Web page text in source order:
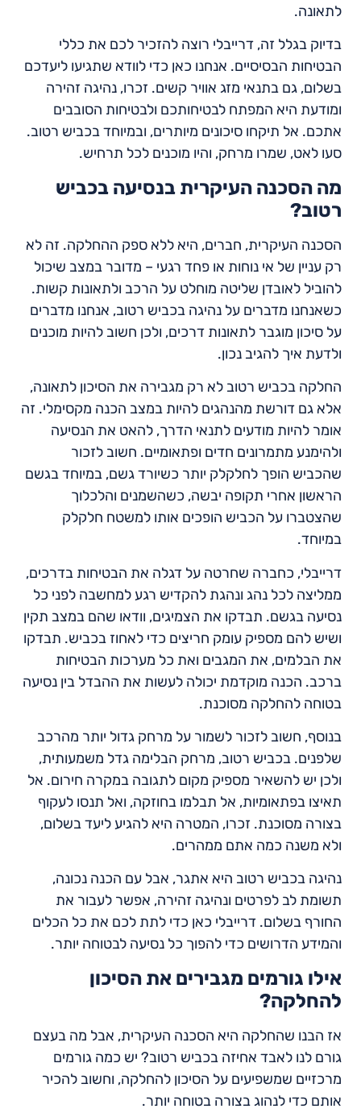
לתאונה.
בדיוק בגלל זה, דרייבלי רוצה להזכיר לכם את כללי
הבטיחות הבסיסיים. אנחנו כאן כדי לוודא שתגיעו ליעדכם
בשלום, גם בתנאי מזג אוויר קשים. זכרו, נהיגה זהירה
ומודעת היא המפתח לבטיחותכם ולבטיחות הסובבים
אתכם. אל תיקחו סיכונים מיותרים, ובמיוחד בכביש רטוב.
סעו לאט, שמרו מרחק, והיו מוכנים לכל תרחיש.
מה הסכנה העיקרית בנסיעה בכביש
רטוב?
הסכנה העיקרית, חברים, היא ללא ספק ההחלקה. זה לא
רק עניין של אי נוחות או פחד רגעי – מדובר במצב שיכול
להוביל לאובדן שליטה מוחלט על הרכב ולתאונות קשות.
כשאנחנו מדברים על נהיגה בכביש רטוב, אנחנו מדברים
על סיכון מוגבר לתאונות דרכים, ולכן חשוב להיות מוכנים
ולדעת איך להגיב נכון.
החלקה בכביש רטוב לא רק מגבירה את הסיכון לתאונה,
אלא גם דורשת מהנהגים להיות במצב הכנה מקסימלי. זה
אומר להיות מודעים לתנאי הדרך, להאט את הנסיעה
ולהימנע מתמרונים חדים ופתאומיים. חשוב לזכור
שהכביש הופך לחלקלק יותר כשיורד גשם, במיוחד בגשם
הראשון אחרי תקופה יבשה, כשהשמנים והלכלוך
שהצטברו על הכביש הופכים אותו למשטח חלקלק
במיוחד.
דרייבלי, כחברה שחרטה על דגלה את הבטיחות בדרכים,
ממליצה לכל נהג ונהגת להקדיש רגע למחשבה לפני כל
נסיעה בגשם. תבדקו את הצמיגים, וודאו שהם במצב תקין
ושיש להם מספיק עומק חריצים כדי לאחוז בכביש. תבדקו
את הבלמים, את המגבים ואת כל מערכות הבטיחות
ברכב. הכנה מוקדמת יכולה לעשות את ההבדל בין נסיעה
בטוחה להחלקה מסוכנת.
בנוסף, חשוב לזכור לשמור על מרחק גדול יותר מהרכב
שלפנים. בכביש רטוב, מרחק הבלימה גדל משמעותית,
ולכן יש להשאיר מספיק מקום לתגובה במקרה חירום. אל
תאיצו בפתאומיות, אל תבלמו בחוזקה, ואל תנסו לעקוף
בצורה מסוכנת. זכרו, המטרה היא להגיע ליעד בשלום,
ולא משנה כמה אתם ממהרים.
נהיגה בכביש רטוב היא אתגר, אבל עם הכנה נכונה,
תשומת לב לפרטים ונהיגה זהירה, אפשר לעבור את
החורף בשלום. דרייבלי כאן כדי לתת לכם את כל הכלים
והמידע הדרושים כדי להפוך כל נסיעה לבטוחה יותר.
אילו גורמים מגבירים את הסיכון
להחלקה?
אז הבנו שהחלקה היא הסכנה העיקרית, אבל מה בעצם
גורם לנו לאבד אחיזה בכביש רטוב? יש כמה גורמים
מרכזיים שמשפיעים על הסיכון להחלקה, וחשוב להכיר
אותם כדי לנהוג בצורה בטוחה יותר.